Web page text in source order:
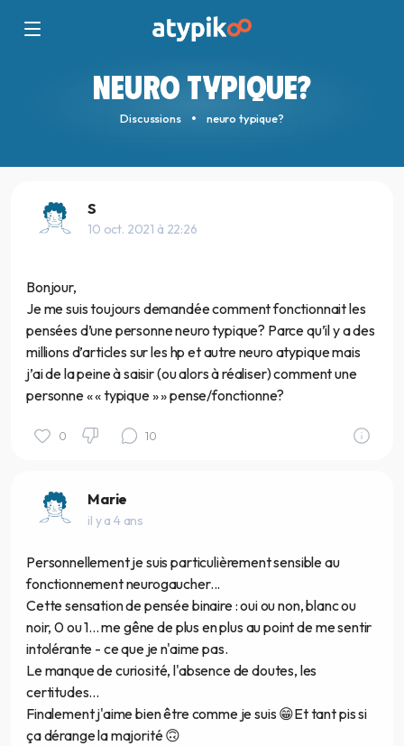
NEURO TYPIQUE?
Discussions neuro typique?
S
10 oct. 2021 à 22:26
Bonjour,
Je me suis toujours demandée comment fonctionnait les
pensées d’une personne neuro typique? Parce qu’il y a des
millions d’articles sur les hp et autre neuro atypique mais
j’ai de la peine à saisir (ou alors à réaliser) comment une
personne « « typique » » pense/fonctionne?
0 10
Marie
il y a 4 ans
Personnellement je suis particulièrement sensible au
fonctionnement neurogaucher...
Cette sensation de pensée binaire : oui ou non, blanc ou
noir, 0 ou 1... me gêne de plus en plus au point de me sentir
intolérante - ce que je n'aime pas.
Le manque de curiosité, l'absence de doutes, les
certitudes...
Finalement j'aime bien être comme je suis 😁Et tant pis si
ça dérange la majorité 🙃